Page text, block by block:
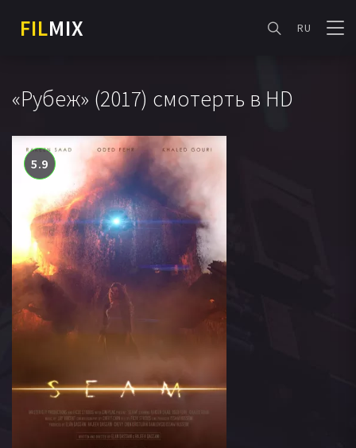
FILMIX RU
«Рубеж» (2017) смотерть в HD
5.9